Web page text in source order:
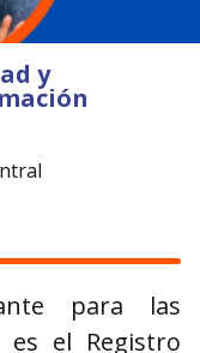
y
para las
el Registro